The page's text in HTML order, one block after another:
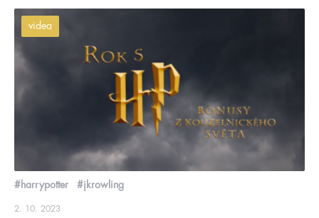
videa
#harrypotter #jkrowling
2. 10. 2023